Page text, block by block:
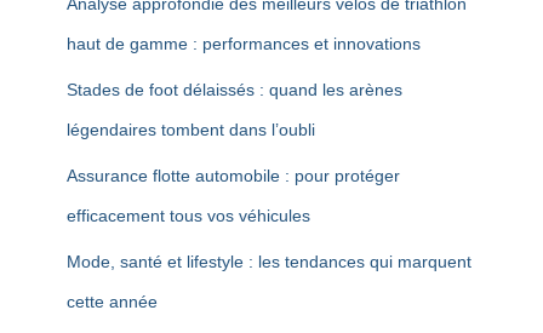
haut de gamme : performances et innovations
Stades de foot délaissés : quand les arènes
légendaires tombent dans l’oubli
Assurance flotte automobile : pour protéger
efficacement tous vos véhicules
Mode, santé et lifestyle : les tendances qui marquent
cette année